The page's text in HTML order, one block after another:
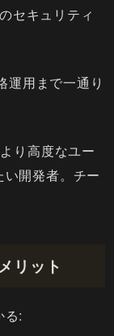
セキュリティ
運用まで一通り
り高度なユー
開発者。チー
リット
る: